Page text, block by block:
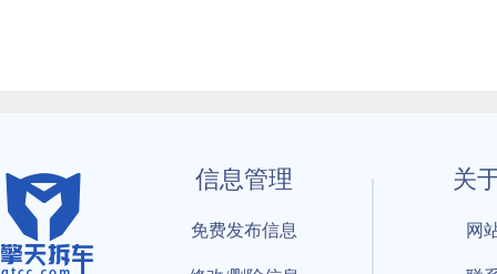
信息管理
免费发布信息
关
网